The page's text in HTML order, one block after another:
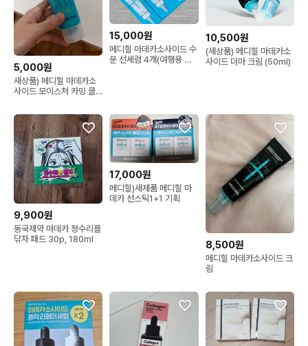
5,000원
새상품) 메디힐 마데카소
사이드 모이스처 카밍 클
15,000원
메디힐 마데카소사이드 수
분 선세럼 4개(여행용 미
10,500원
(새상품) 메디힐 마데카소
사이드 더마 크림 (50ml)
9,900원
동국제약 마데카 정수리를
닦자 패드 30p, 180ml
17,000원
메디힐)새제품 메디힐 마
데카 선스틱1+1 기획
8,500원
메디힐 마데카소사이드 크
림